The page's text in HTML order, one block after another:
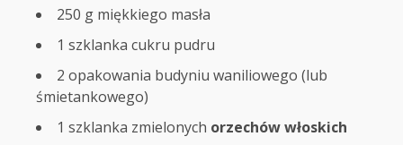
250 g miękkiego masła
1 szklanka cukru pudru
2 opakowania budyniu waniliowego (lub
śmietankowego)
1 szklanka zmielonych orzechów włoskich